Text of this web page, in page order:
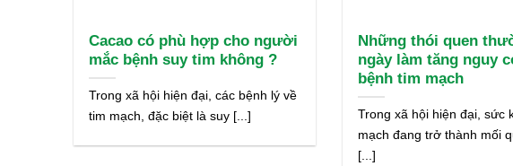
Cacao có phù hợp cho người
mắc bệnh suy tim không ?
Trong xã hội hiện đại, các bệnh lý về
tim mạch, đặc biệt là suy [...]
Những thói quen
ngày làm tăng nguy
bệnh tim mạch
Trong xã hội hiện đại, sức
mạch đang trở thành mối
[...]